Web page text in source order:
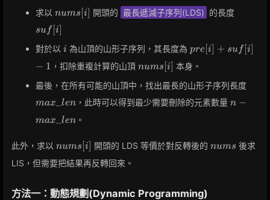
求以 nums[i]
nums [i] 開頭的 最長遞減子序列(LDS) 的長度
suf[ i
對於以 i
i 為山頂的山形子序列，其長度為 pre[i]
suf[i]
- 1
pre [i + suf[ i
− 1 ，扣除重複計算的山頂 nums[i]
nums [i] 本身。
最後，在所有可能的山頂中，找出最長的山形子序列長度
max len，此時可以得到最少需要刪除的元素數量 n -
n −
max_len。
此外，求以 nums[i]
nums i 開頭的 LDS 等價於對反轉後的 nums
nums 後求
LIS，但需要把結果再反轉回來。
方法一：動態規劃(Dynamic Programming)